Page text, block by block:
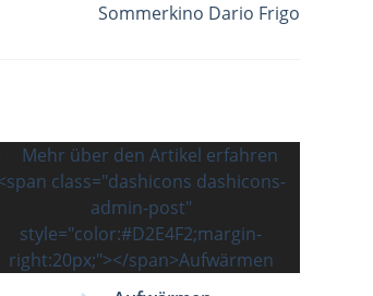
Sommerkino Dario Frigo